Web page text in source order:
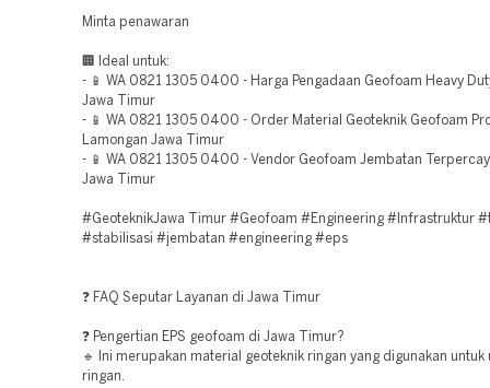
Minta penawaran
🏢 Ideal untuk:
- 📱 WA 0821 1305 0400 - Harga Pengadaan Geofoam Heavy
Jawa Timur
- 📱 WA 0821 1305 0400 - Order Material Geoteknik Geofoam
Lamongan Jawa Timur
- 📱 WA 0821 1305 0400 - Vendor Geofoam Jembatan
Jawa Timur
#GeoteknikJawa Timur #Geofoam #Engineering #Infrastruktur
#stabilisasi #jembatan #engineering #eps
❓ FAQ Seputar Layanan di Jawa Timur
❓ Pengertian EPS geofoam di Jawa Timur?
🔹 Ini merupakan material geoteknik ringan yang digunakan untuk
ringan.